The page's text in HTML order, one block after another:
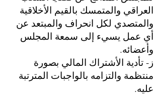
العراقي والمتمسك بالقيم الأخلاقية
والمتصدي لكل انحراف والمبتعد عن
أي عمل يسيء إلى سمعة المجلس
وأعضائه.
ز- تأدية الأشتراك المالي بصورة
منتظمة والتزامه بالواجبات المترتبة
عليه.